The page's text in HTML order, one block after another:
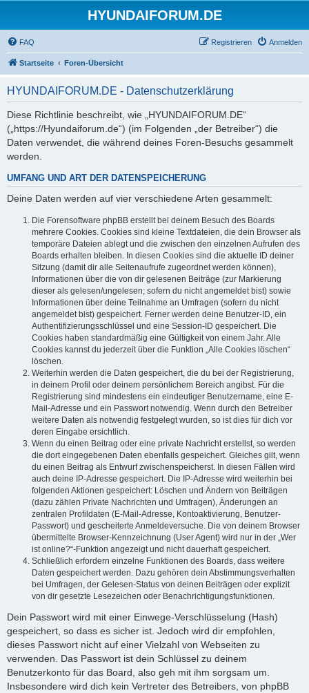
HYUNDAIFORUM.DE
FAQ Anmelden
Registrieren
Startseite Foren-Übersicht
HYUNDAIFORUM.DE - Datenschutzerklärung
Diese Richtlinie beschreibt, wie „HYUNDAIFORUM.DE“
(„https://Hyundaiforum.de“) (im Folgenden „der Betreiber“) die
Daten verwendet, die während deines Foren-Besuchs gesammelt
werden.
UMFANG UND ART DER DATENSPEICHERUNG
Deine Daten werden auf vier verschiedene Arten gesammelt:
Die Forensoftware phpBB erstellt bei deinem Besuch des Boards
mehrere Cookies. Cookies sind kleine Textdateien, die dein Browser als
temporäre Dateien ablegt und die zwischen den einzelnen Aufrufen des
Boards erhalten bleiben. In diesen Cookies sind die aktuelle ID deiner
Sitzung (damit dir alle Seitenaufrufe zugeordnet werden können),
Informationen über die von dir gelesenen Beiträge (zur Markierung
dieser als gelesen/ungelesen; sofern du nicht angemeldet bist) sowie
Informationen über deine Teilnahme an Umfragen (sofern du nicht
angemeldet bist) gespeichert. Ferner werden deine Benutzer-ID, ein
Authentifizierungsschlüssel und eine Session-ID gespeichert. Die
Cookies haben standardmäßig eine Gültigkeit von einem Jahr. Alle
Cookies kannst du jederzeit über die Funktion „Alle Cookies löschen“
löschen.
Weiterhin werden die Daten gespeichert, die du bei der Registrierung,
in deinem Profil oder deinem persönlichem Bereich angibst. Für die
Registrierung sind mindestens ein eindeutiger Benutzername, eine E-
Mail-Adresse und ein Passwort notwendig. Wenn durch den Betreiber
weitere Daten als notwendig festgelegt wurden, so ist dies für dich vor
deren Eingabe ersichtlich.
Wenn du einen Beitrag oder eine private Nachricht erstellst, so werden
die dort eingegebenen Daten ebenfalls gespeichert. Gleiches gilt, wenn
du einen Beitrag als Entwurf zwischenspeicherst. In diesen Fällen wird
auch deine IP-Adresse gespeichert. Die IP-Adresse wird weiterhin bei
folgenden Aktionen gespeichert: Löschen und Ändern von Beiträgen
(dazu zählen Private Nachrichten und Umfragen), Änderungen an
zentralen Profildaten (E-Mail-Adresse, Kontoaktivierung, Benutzer-
Passwort) und gescheiterte Anmeldeversuche. Die von deinem Browser
übermittelte Browser-Kennzeichnung (User Agent) wird nur in der „Wer
ist online?“-Funktion angezeigt und nicht dauerhaft gespeichert.
Schließlich erfordern einzelne Funktionen des Boards, dass weitere
Daten gespeichert werden. Dazu gehören dein Abstimmungsverhalten
bei Umfragen, der Gelesen-Status von deinen Beiträgen oder explizit
von dir gesetzte Lesezeichen oder Benachrichtigungsfunktionen.
Dein Passwort wird mit einer Einwege-Verschlüsselung (Hash)
gespeichert, so dass es sicher ist. Jedoch wird dir empfohlen,
dieses Passwort nicht auf einer Vielzahl von Webseiten zu
verwenden. Das Passwort ist dein Schlüssel zu deinem
Benutzerkonto für das Board, also geh mit ihm sorgsam um.
Insbesondere wird dich kein Vertreter des Betreibers, von phpBB